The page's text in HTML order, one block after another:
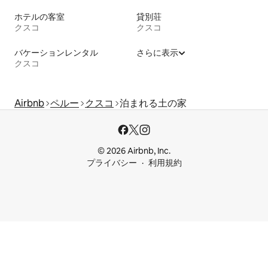
ホテルの客室
クスコ
貸別荘
クスコ
バケーションレンタル
クスコ
さらに表示
Airbnb ペルー クスコ 泊まれる土の家
© 2026 Airbnb, Inc.
プライバシー
利用規約